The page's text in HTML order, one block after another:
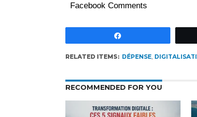
Facebook Comments
RELATED ITEMS: DÉPENSE,
RECOMMENDED FOR YOU